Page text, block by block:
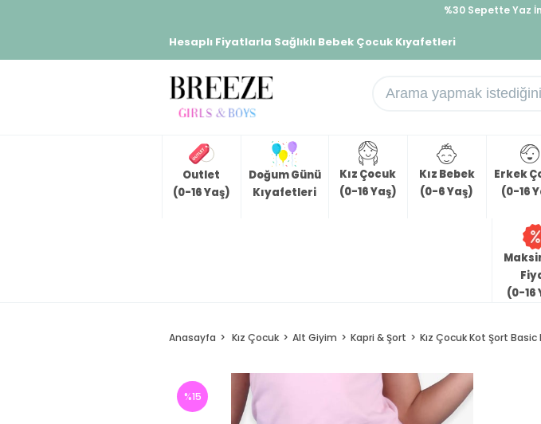
İndirimlere ek %10
Hesaplı Fiyatlarla Sağlıklı Bebek Çocuk Kıyafetleri
Outlet
(0-16 Yaş)
Doğum Günü
Kıyafetleri
Kız Çocuk
(0-16 Yaş)
Kız Bebek
(0-6 Yaş)
Erkek
(0-16
(0-16
Anasayfa Kız Çocuk Alt Giyim Kapri & Şort Kız Çocuk Kot Şort
%15